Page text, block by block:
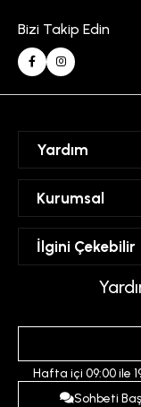
Bizi Takip Edin
Yardım
Hesabım
Favorilerim
Kurumsal
Mesafeli Satış
Üyelik Sözleşmesi
Gizlilik ve Güvenlik
Ödeme ve Teslimat
İptal ve İade Koşulları
İlgini Çekebilir
İndirim
Hafta içi 09:00 ile
Sohbeti